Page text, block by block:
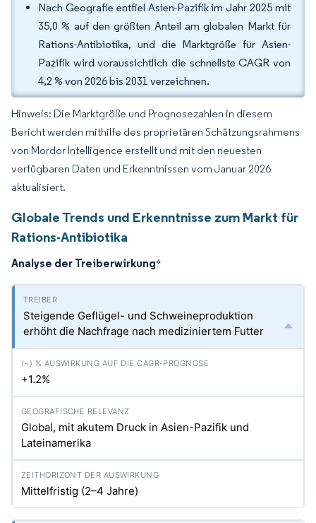
Nach Geografie entfiel Asien-Pazifik im Jahr 2025 mit
35,0 % auf den größten Anteil am globalen Markt für
Rations-Antibiotika, und die Marktgröße für Asien-
Pazifik wird voraussichtlich die schnellste CAGR von
4,2 % von 2026 bis 2031 verzeichnen.
Hinweis: Die Marktgröße und Prognosezahlen in diesem
Bericht werden mithilfe des proprietären Schätzungsrahmens
von Mordor Intelligence erstellt und mit den neuesten
verfügbaren Daten und Erkenntnissen vom Januar 2026
aktualisiert.
Globale Trends und Erkenntnisse zum Markt für
Rations-Antibiotika
Analyse der Treiberwirkung*
Steigende Geflügel- und Schweineproduktion
erhöht die Nachfrage nach mediziniertem Futter
+1.2%
Global, mit akutem Druck in Asien-Pazifik und
Lateinamerika
Mittelfristig (2–4 Jahre)